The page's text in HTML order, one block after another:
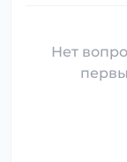
Нет